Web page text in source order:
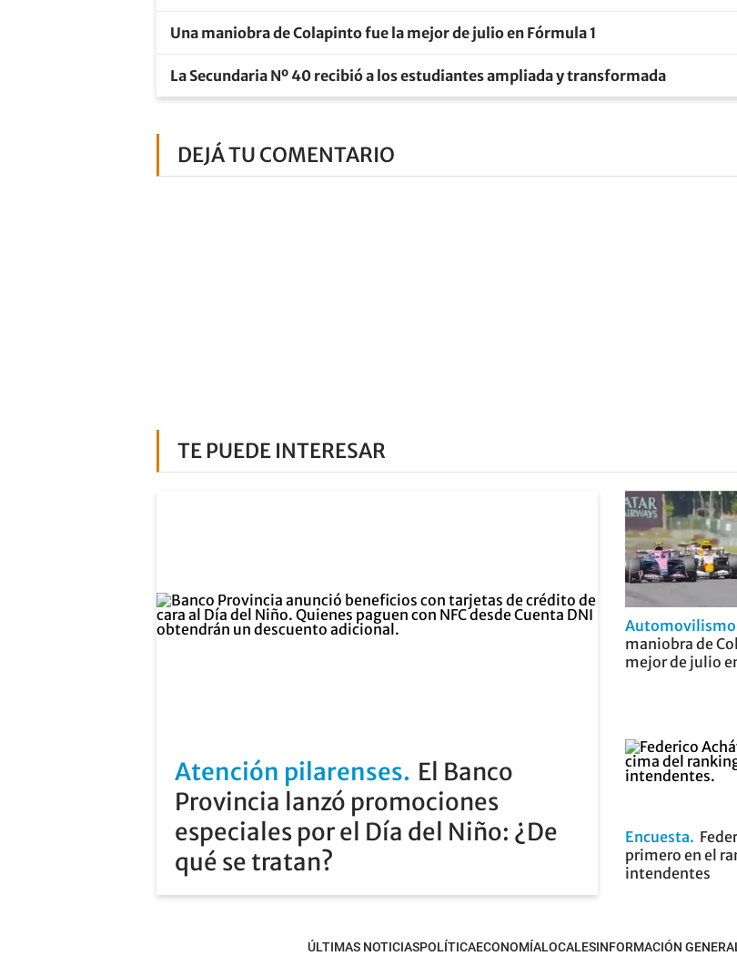
Una maniobra de Colapinto fue la mejor de julio en Fórmula 1
La Secundaria Nº 40 recibió a los estudiantes ampliada y transformada
DEJÁ TU COMENTARIO
TE PUEDE INTERESAR
Atención pilarenses El Banco
Provincia lanzó promociones
especiales por el Día del Niño: ¿De
qué se tratan?
Automovilismo
maniobra de
mejor de julio
Encuesta
primero en el
intendentes
ÚLTIMAS NOTICIASPOLÍTICAECONOMÍALOCALESINFORMACIÓN